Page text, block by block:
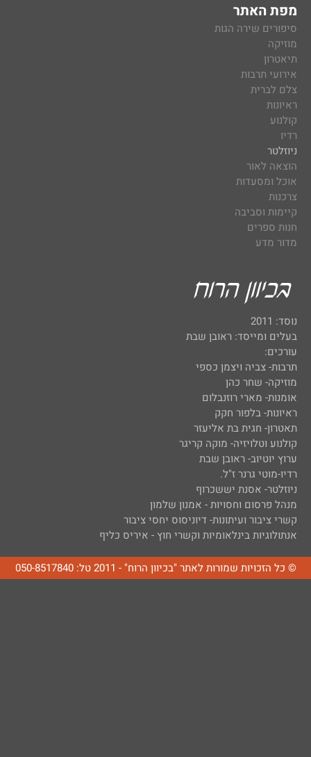
מפת האתר
סיפורים שירה הגות
מוזיקה
תיאטרון
אירועי תרבות
צלם לברית
ראיונות
קולנוע
רדיו
ניוזלטר
הוצאה לאור
אוכל ומסעדות
צרכנות
קיימות וסביבה
חנות ספרים
מדור מדע
נוסד: 2011
בעלים ומייסד: ראובן שבת
עורכים:
תרבות- צביה ויצמן כספי
מוזיקה- שחר כהן
אומנות- מארי רוזנבלום
ראיונות- בלפור חקק
תאטרון- חגית בת אליעזר
קולנוע וטלויזיה- מוקה קריגר
ערוץ יוטיוב- ראובן שבת
רדיו-מוטי גרנר ז"ל.
ניוזלטר- אסנת יששכרוף
מנהל פרסום וחסויות - אמנון שלמון
קשרי ציבור ועיתונות- דיוניסוס יחסי ציבור
אנתולוגיות בינלאומיות וקשרי חוץ - איריס כליף
© כל הזכויות שמורות לאתר "בכיוון הרוח" - 2011 טל: 050-8517840